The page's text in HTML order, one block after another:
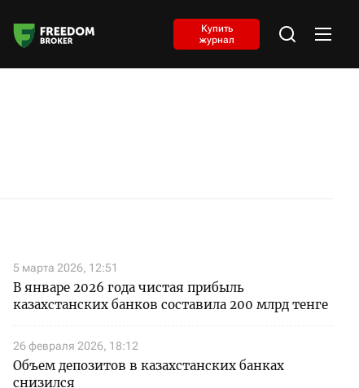
Купить
журнал
5 марта 2026, 12:51
В январе 2026 года чистая прибыль
казахстанских банков составила 200 млрд тенге
26 февраля 2026, 18:12
Объем депозитов в казахстанских банках
снизился